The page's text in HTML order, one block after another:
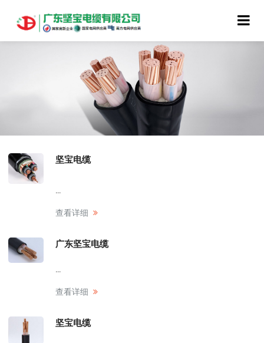
坚宝电缆
...
查看详细
广东坚宝电缆
...
查看详细
坚宝电缆